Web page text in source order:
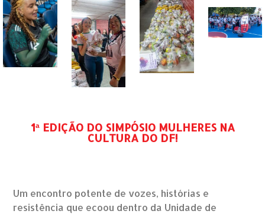
1ª EDIÇÃO DO SIMPÓSIO MULHERES NA
CULTURA DO DF!
Um encontro potente de vozes, histórias e
resistência que ecoou dentro da Unidade de